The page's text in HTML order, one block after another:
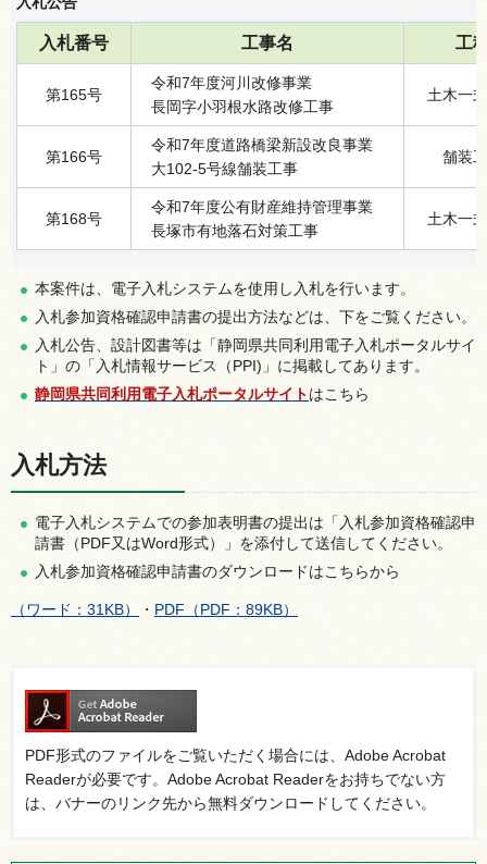
入札番号 工事名 工
第165号
令和7年度河川改修事業
長岡字小羽根水路改修工事
土木一
第166号
令和7年度道路橋梁新設改良事業
大102-5号線舗装工事
舗装
第168号
令和7年度公有財産維持管理事業
長塚市有地落石対策工事
土木一
本案件は、電子入札システムを使用し入札を行います。
入札参加資格確認申請書の提出方法などは、下をご覧ください。
入札公告、設計図書等は「静岡県共同利用電子入札ポータルサイ
ト」の「入札情報サービス（PPI)」に掲載してあります。
静岡県共同利用電子入札ポータルサイトはこちら
入札方法
電子入札システムでの参加表明書の提出は「入札参加資格確認申
請書（PDF又はWord形式）」を添付して送信してください。
入札参加資格確認申請書のダウンロードはこちらから
（ワード：31KB） ・ PDF（PDF：89KB）
PDF形式のファイルをご覧いただく場合には、Adobe Acrobat
Readerが必要です。Adobe Acrobat Readerをお持ちでない方
は、バナーのリンク先から無料ダウンロードしてください。